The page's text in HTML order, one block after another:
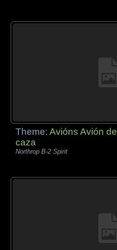
Theme:Avións Avión de
caza
Northrop B-2 Spirit